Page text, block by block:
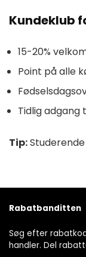
Kundeklub
15-20%
Point på alle
Tidlig adgang
Tip:Studerende
Rabatbanditten
Søg efter
handler. Del